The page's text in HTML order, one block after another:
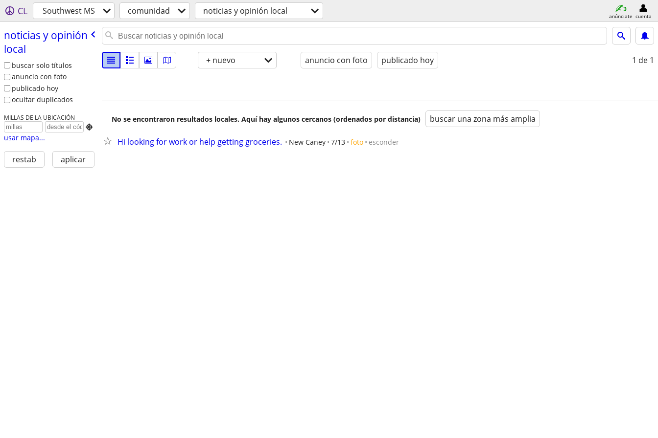
CL Southwest MS comunidad noticias y opinión local anúnciate cuenta
noticias y opinión
local
buscar solo títulos
anuncio con foto
publicado hoy
ocultar duplicados
MILLAS DE LA UBICACIÓN

usar mapa...
restab aplicar
+ nuevo anuncio con foto publicado hoy 1 de 1
No se encontraron resultados locales. Aquí hay algunos cercanos (ordenados por distancia) buscar una zona más amplia
Hi looking for work or help getting groceries. New Caney 7/13 foto esconder